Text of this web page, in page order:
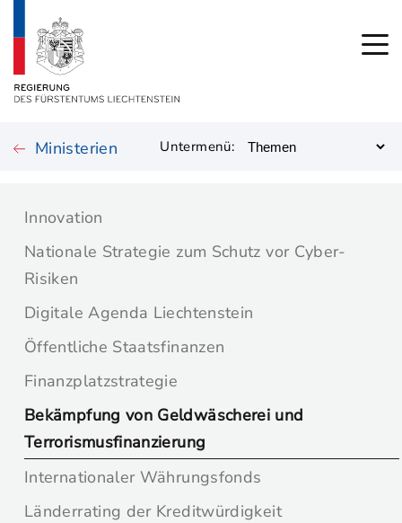
Ministerien Untermenü:
Innovation
Nationale Strategie zum Schutz vor Cyber-
Risiken
Digitale Agenda Liechtenstein
Öffentliche Staatsfinanzen
Finanzplatzstrategie
Bekämpfung von Geldwäscherei und
Terrorismusfinanzierung
Internationaler Währungsfonds
Länderrating der Kreditwürdigkeit